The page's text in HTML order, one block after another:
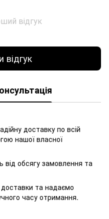
відгук
відгук
доставку по всій
нашої власної
від обсягу замовлення та
та надаємо
часу отримання.